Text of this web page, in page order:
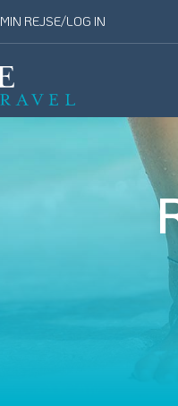
MIN REJSE/LOG IN
Travel
UDFLUGTER